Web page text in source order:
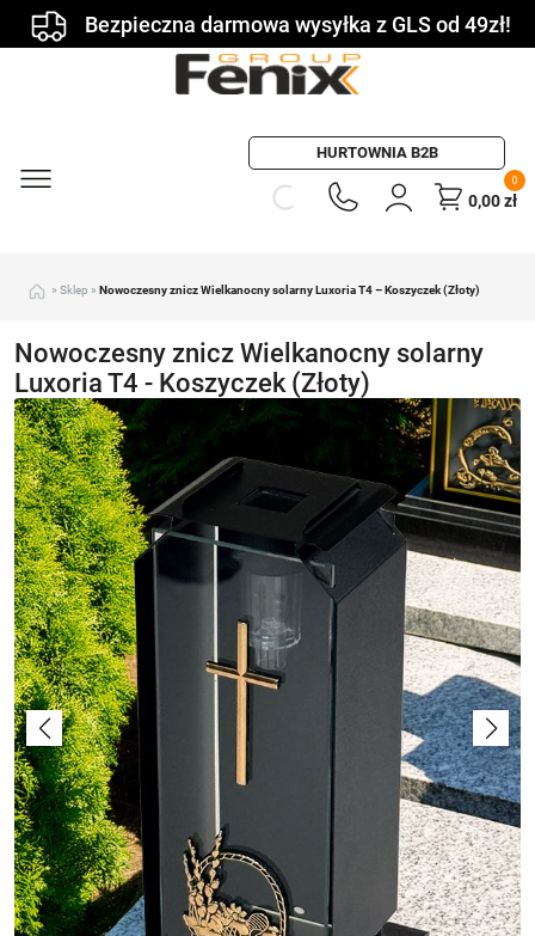
Bezpieczna darmowa wysyłka z GLS od 49zł!
HURTOWNIA B2B
0
0,00zł
» Sklep » Nowoczesny znicz Wielkanocny solarny Luxoria T4 – Koszyczek (Złoty)
Nowoczesny znicz Wielkanocny solarny
Luxoria T4 - Koszyczek (Złoty)